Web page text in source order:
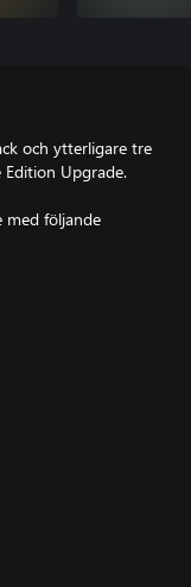
och ytterligare tre
Edition Upgrade.
med följande